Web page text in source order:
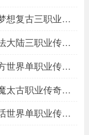
[Gm版本库]2026年8月壹梦想复古三职业传奇
[Gm版本库]2026年8月玛法大陆三职业传奇服
[Gm版本库]2026年8月六方世界单职业传奇服
[Gm版本库]2026年8月天魔太古职业传奇服务
[Gm版本库]2026年8月神话世界单职业传奇服